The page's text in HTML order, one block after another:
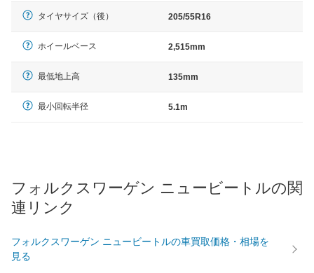
タイヤサイズ（後） 205/55R16
ホイールベース 2,515mm
最低地上高 135mm
最小回転半径 5.1m
フォルクスワーゲン ニュービートルの関
連リンク
フォルクスワーゲン ニュービートルの車買取価格・相場を
見る